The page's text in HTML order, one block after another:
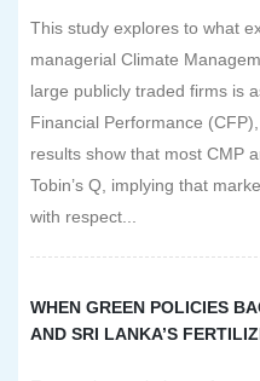
This study explores to what
managerial Climate
large publicly traded firms is
Financial Performance
results show that most CMP
Tobin’s Q, implying that
with respect...
WHEN GREEN POLICIES
AND SRI LANKA’S